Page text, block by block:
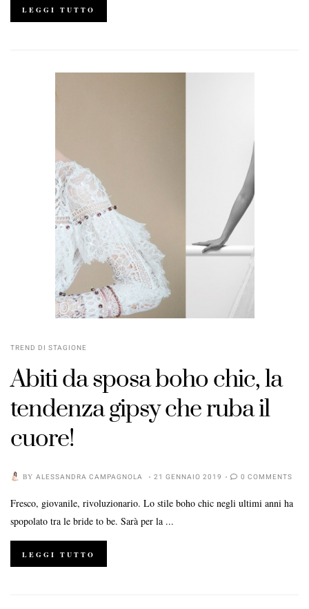
LEGGI TUTTO
TREND DI STAGIONE
Abiti da sposa boho chic, la
tendenza gipsy che ruba il
cuore!
BY ALESSANDRA CAMPAGNOLA 21 GENNAIO 2019 0 COMMENTS
Fresco, giovanile, rivoluzionario. Lo stile boho chic negli ultimi anni ha
spopolato tra le bride to be. Sarà per la ...
LEGGI TUTTO